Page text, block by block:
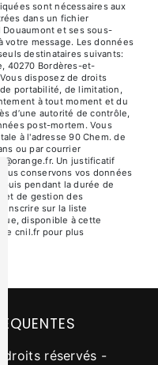
sont nécessaires aux
dans un fichier
et ses sous-
votre message. Les données
destinataires suivants:
40270 Bordères-et-
disposez de droits
de portabilité, de limitation,
à tout moment et du
d’une autorité de contrôle,
post-mortem. Vous
à l'adresse 90 Chem. de
ou par courrier
Un justificatif
conservons vos données
puis pendant la durée de
et de gestion des
inscrire sur la liste
disponible à cette
cnil.fr pour plus
droits réservés -